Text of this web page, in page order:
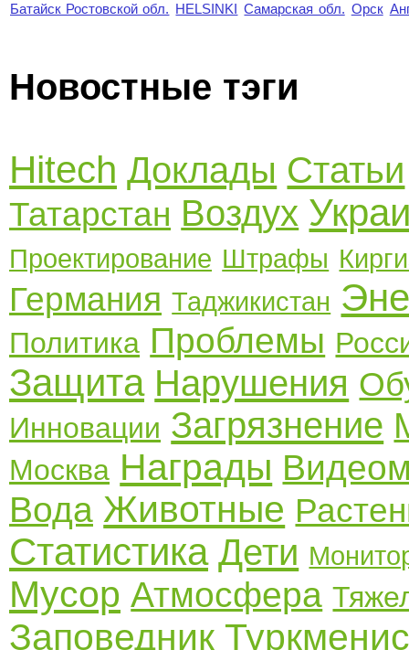
Батайск Ростовской обл. HELSINKI Самарская обл. Орск
Новостные тэги
Hitech Доклады Статьи
Татарстан Воздух
Проектирование Штрафы
Германия Таджикистан
Политика Проблемы
Защита Нарушения
Инновации Загрязнение
Москва Награды
Вода Животные
Статистика Дети
Мусор Атмосфера
Заповедник